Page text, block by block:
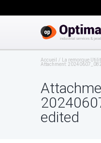
Accueil
La remorque
Attachment:
edited